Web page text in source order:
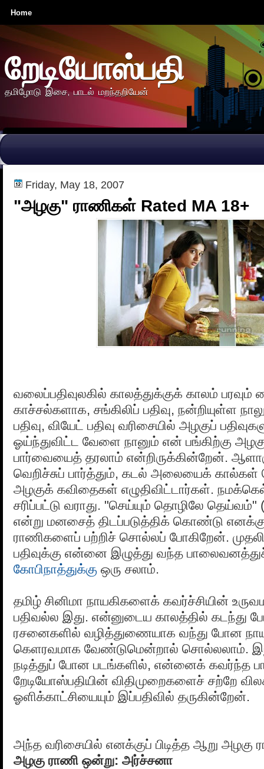
Home
றேடியோஸ்பதி
தமிழோடு இசை, பாடல் மறந்தறியேன்
Friday, May 18, 2007
"அழகு" ராணிகள் Rated MA 18+
வலைப்பதிவுலகில் காலத்துக்குக் காலம்
காச்சல்களாக, சங்கிலிப் பதிவு, நன்றியுள்ள
பதிவு, வியேட் பதிவு வரிசையில் அழகுப்
ஓய்ந்துவிட்ட வேளை நானும் என் பங்கிற்கு
பார்வையைத் தரலாம் என்றிருக்கின்றேன்.
வெறிச்சுப் பார்த்தும், கடல் அலையைக் கால்கள்
அழகுக் கவிதைகள் எழுதிவிட்டார்கள்.
சரிப்பட்டு வராது. "செய்யும் தொழிலே தெய்வம்" (
என்று மனசைத் திடப்படுத்திக் கொண்டு
ராணிகளைப் பற்றிச் சொல்லப் போகிறேன்.
பதிவுக்கு என்னை இழுத்து வந்த
கோபிநாத்துக்கு ஒரு சலாம்.
தமிழ் சினிமா நாயகிகளைக் கவர்ச்சியின்
பதிவல்ல இது. என்னுடைய காலத்தில் கடந்து
ரசனைகளில் வழித்துணையாக வந்து போன
கெளரவமாக வேண்டுமென்றால் சொல்லலாம்.
நடித்துப் போன படங்களில், என்னைக் கவர்ந்த
றேடியோஸ்பதியின் விதிமுறைகளைச் சற்றே
ஓளிக்காட்சியையும் இப்பதிவில் தருகின்றேன்.
அந்த வரிசையில் எனக்குப் பிடித்த ஆறு
அழகு ராணி ஒன்று: அர்ச்சனா